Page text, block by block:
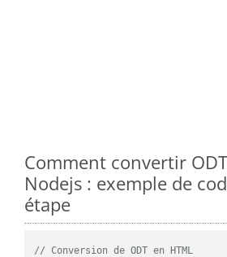
Comment convertir
Nodejs : exemple de
étape
// Conversion de ODT en HTML